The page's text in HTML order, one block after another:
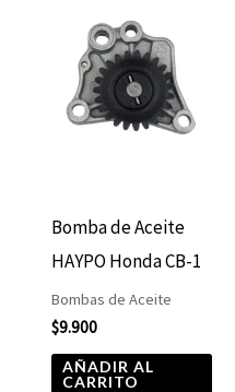
Bomba de Aceite
HAYPO Honda CB-1
Bombas de Aceite
$9.900
AÑADIR AL
CARRITO